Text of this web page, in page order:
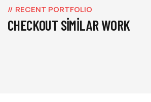
RECENT PORTFOLIO
CHECKOUT SIMILAR WORK